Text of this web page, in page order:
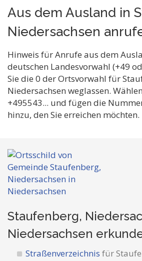
Aus dem Ausland in
Niedersachsen
Hinweis für Anrufe aus dem
deutschen Landesvorwahl (+49
Sie die 0 der Ortsvorwahl für
Niedersachsen weglassen.
+495543... und fügen die
hinzu, den Sie erreichen möchten.
Staufenberg,
Niedersachsen
Straßenverzeichnis für